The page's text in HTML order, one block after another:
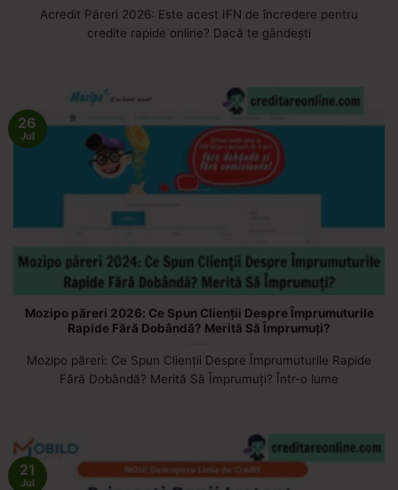
Acredit Păreri 2026: Este acest IFN de încredere pentru
credite rapide online? Dacă te gândești
Mozipo păreri 2026: Ce Spun Clienții Despre Împrumuturile
Rapide Fără Dobândă? Merită Să Împrumuți?
Mozipo păreri: Ce Spun Clienții Despre Împrumuturile Rapide
Fără Dobândă? Merită Să Împrumuți? Într-o lume
26
Jul
21
Jul